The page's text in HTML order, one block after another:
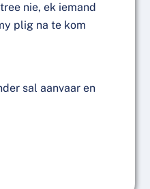
nie, ek iemand
plig na te kom
sal aanvaar en